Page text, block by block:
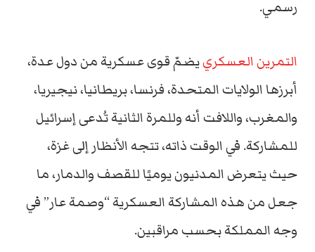
رسمي.
التمرينالعسكرييضمّقوىعسكريةمندولعدة،
أبرزها الولاياتالمتحدة،فرنسا،بريطانيا،نيجيريا،
والمغرب،واللافتأنهوللمرةالثانيةتُدعىإسرائيل
للمشاركة. فيالوقتذاته،تتجهالأنظار إلىغزة،
حيثيتعرضالمدنيونيوميًا للقصفوالدمار،ما
جعلمنهذهالمشاركةالعسكرية “وصمةعار”في
وجهالمملكةبحسبمراقبين.